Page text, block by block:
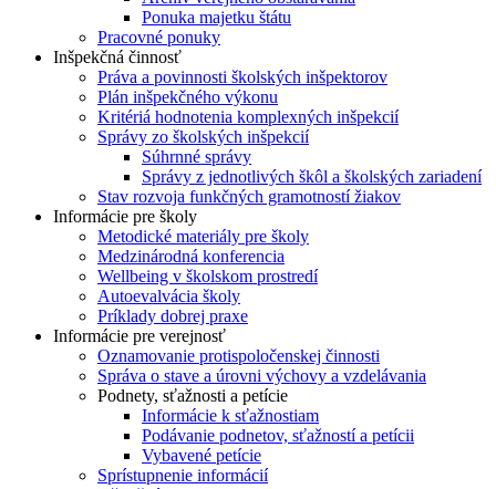
Ponuka majetku štátu
Pracovné ponuky
Inšpekčná činnosť
Práva a povinnosti školských inšpektorov
Plán inšpekčného výkonu
Kritériá hodnotenia komplexných inšpekcií
Správy zo školských inšpekcií
Súhrnné správy
Správy z jednotlivých škôl a školských zariadení
Stav rozvoja funkčných gramotností žiakov
Informácie pre školy
Metodické materiály pre školy
Medzinárodná konferencia
Wellbeing v školskom prostredí
Autoevalvácia školy
Príklady dobrej praxe
Informácie pre verejnosť
Oznamovanie protispoločenskej činnosti
Správa o stave a úrovni výchovy a vzdelávania
Podnety, sťažnosti a petície
Informácie k sťažnostiam
Podávanie podnetov, sťažností a petícii
Vybavené petície
Sprístupnenie informácií